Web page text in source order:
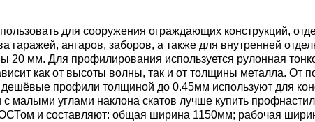
для сооружения ограждающих конструкций,
гаражей, ангаров, заборов, а также для внутренней
20 мм. Для профилирования используется рулонная
как от высоты волны, так и от толщины металла. От
профили толщиной до 0.45мм используют для
с малыми углами наклона скатов лучше купить
и составляют: общая ширина 1150мм; рабочая